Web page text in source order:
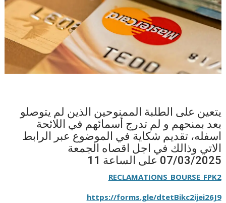
يتعين على الطلبة الممنوحين الذين لم يتوصلو
بعد بمنحهم و لم تدرج أسمائهم في اللائحة
اسفله، تقديم شكاية في الموضوع عبر الرابط
الاتي وذالك في اجل اقصاه الجمعة
07/03/2025 على الساعة 11
RECLAMATIONS_BOURSE_FPK2
https://forms.gle/dtetBikc2ijei26J9